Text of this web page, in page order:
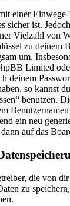
einer
sicher ist.
Vielzahl von
zu deinem
um.
Limited
deinem
so kannst
benutzen.
ein neu
auf das
die von
zu